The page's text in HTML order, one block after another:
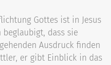
Gottes ist in Jesus
dass sie
Ausdruck finden
er gibt Einblick in das